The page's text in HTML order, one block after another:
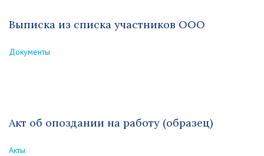
Выписка из списка участников ООО
Документы
Акт об опоздании на работу (образец)
Акты